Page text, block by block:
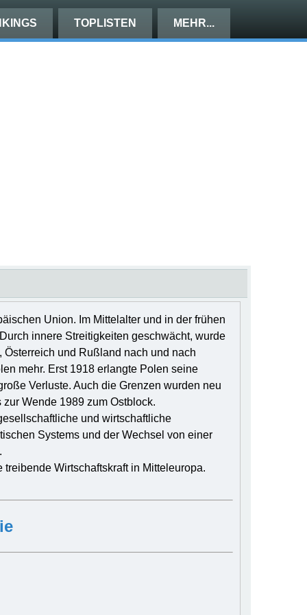
TOPLISTEN MEHR...
Union. Im Mittelalter und in der frühen
innere Streitigkeiten geschwächt, wurde
und Rußland nach und nach
mehr. Erst 1918 erlangte Polen seine
Verluste. Auch die Grenzen wurden neu
Wende 1989 zum Ostblock.
und wirtschaftliche
Systems und der Wechsel von einer
Wirtschaftskraft in Mitteleuropa.